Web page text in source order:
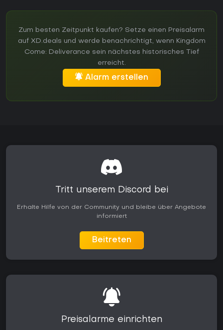
Zum besten Zeitpunkt kaufen? Setze einen Preisalarm
auf XD.deals und werde benachrichtigt, wenn Kingdom
Come: Deliverance sein nächstes historisches Tief
erreicht.
Alarm erstellen
Tritt unserem Discord bei
Erhalte Hilfe von der Community und bleibe über Angebote
informiert
Beitreten
Preisalarme einrichten